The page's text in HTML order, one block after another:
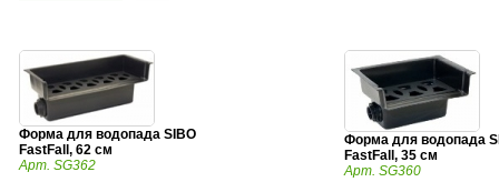
Форма для водопада SIBO
FastFall, 62 см
Арт. SG362
Форма для водопада
FastFall, 35 см
Арт. SG360